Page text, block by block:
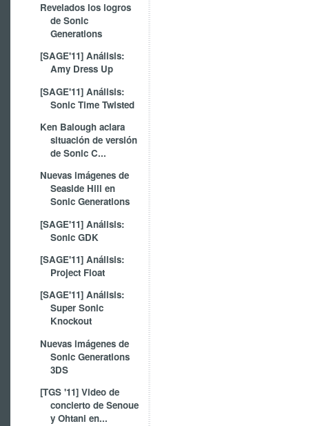
Revelados los logros
de Sonic
Generations
[SAGE'11] Análisis:
Amy Dress Up
[SAGE'11] Análisis:
Sonic Time Twisted
Ken Balough aclara
situación de versión
de Sonic C...
Nuevas imágenes de
Seaside Hill en
Sonic Generations
[SAGE'11] Análisis:
Sonic GDK
[SAGE'11] Análisis:
Project Float
[SAGE'11] Análisis:
Super Sonic
Knockout
Nuevas imágenes de
Sonic Generations
3DS
[TGS '11] Video de
concierto de Senoue
y Ohtani en...